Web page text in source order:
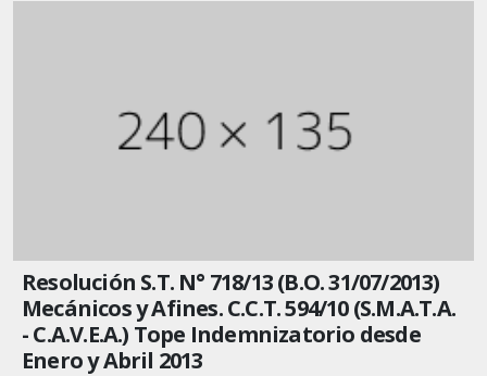
Resolución S.T. N° 718/13 (B.O. 31/07/2013)
Mecánicos y Afines. C.C.T. 594/10 (S.M.A.T.A.
- C.A.V.E.A.) Tope Indemnizatorio desde
Enero y Abril 2013